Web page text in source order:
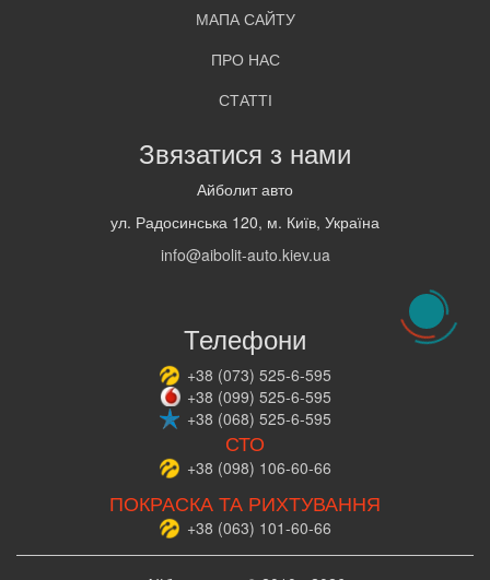
МАПА САЙТУ
ПРО НАС
СТАТТІ
Звязатися з нами
Айболит авто
ул. Радосинська 120, м. Київ, Україна
info@aibolit-auto.kiev.ua
Телефони
+38 (073) 525-6-595
+38 (099) 525-6-595
+38 (068) 525-6-595
СТО
+38 (098) 106-60-66
ПОКРАСКА ТА РИХТУВАННЯ
+38 (063) 101-60-66